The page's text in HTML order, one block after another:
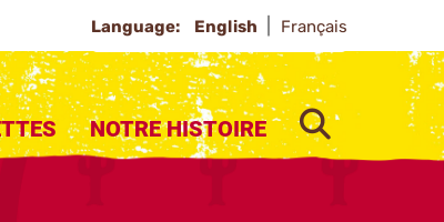
Language: English Français
NOTRE HISTOIRE SEARCH